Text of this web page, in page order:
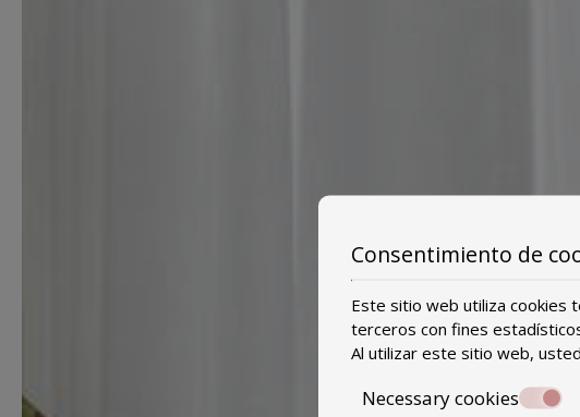
Consentimiento de
Este sitio web utiliza cookies
terceros con fines
Al utilizar este sitio web,
Necessary cookies